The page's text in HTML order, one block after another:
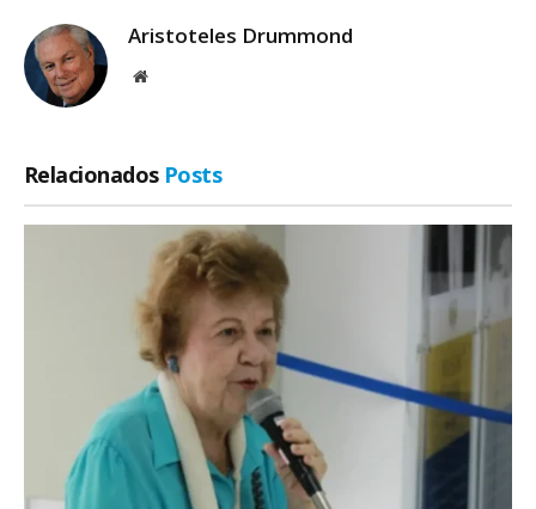
Aristoteles Drummond
Site
Relacionados Posts